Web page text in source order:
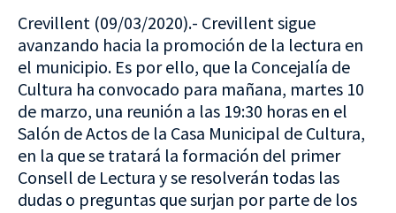
Crevillent (09/03/2020).- Crevillent sigue
avanzando hacia la promoción de la lectura en
el municipio. Es por ello, que la Concejalía de
Cultura ha convocado para mañana, martes 10
de marzo, una reunión a las 19:30 horas en el
Salón de Actos de la Casa Municipal de Cultura,
en la que se tratará la formación del primer
Consell de Lectura y se resolverán todas las
dudas o preguntas que surjan por parte de los